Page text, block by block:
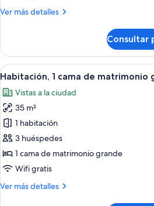
de
Ver más detalles
Más
1
cama
de
grande
Consultar
Abrir
todas
las
fotos
de
Habitación,
1
cama
matrimonio
10
Habitación, 1 cama de matrimonio
Vistas a la ciudad
35 m²
1 habitación
3 huéspedes
1 cama de matrimonio grande
Wifi gratis
Ver más detalles
Más